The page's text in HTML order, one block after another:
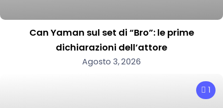
Can Yaman sul set di “Bro”: le prime
dichiarazioni dell’attore
Agosto 3, 2026
1